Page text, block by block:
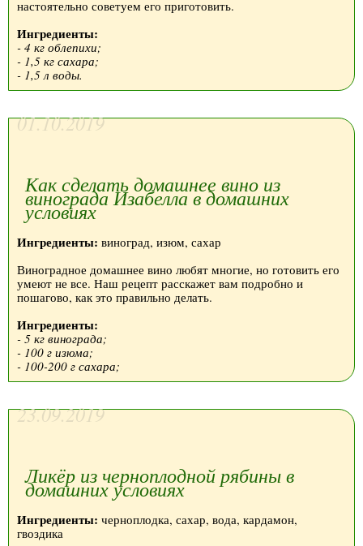
настоятельно советуем его приготовить.
Ингредиенты:
- 4 кг облепихи;
- 1,5 кг сахара;
- 1,5 л воды.
01.10.2019
Как сделать домашнее вино из
винограда Изабелла в домашних
условиях
Ингредиенты: виноград, изюм, сахар
Виноградное домашнее вино любят многие, но готовить его
умеют не все. Наш рецепт расскажет вам подробно и
пошагово, как это правильно делать.
Ингредиенты:
- 5 кг винограда;
- 100 г изюма;
- 100-200 г сахара;
23.09.2019
Ликёр из черноплодной рябины в
домашних условиях
Ингредиенты: черноплодка, сахар, вода, кардамон,
гвоздика